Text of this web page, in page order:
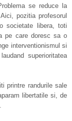
se reduce la
pozitia profesorul
societate libera, toti
pe care doresc sa o
interventionismul si
superioritatea
printre randurile sale
libertatile si, de